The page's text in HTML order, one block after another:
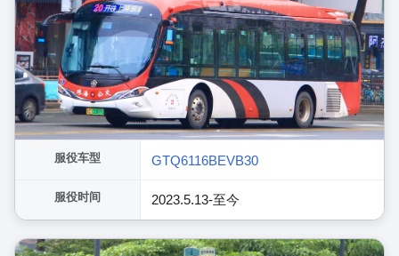
服役车型 GTQ6116BEVB30
服役时间 2023.5.13-至今